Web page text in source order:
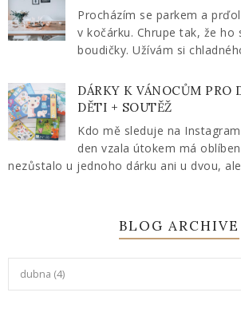
Procházím se parkem a
v kočárku. Chrupe tak, že ho
boudičky. Užívám si
DÁRKY K VÁNOCŮM PRO
DĚTI + SOUTĚŽ
Kdo mě sleduje na
den vzala útokem má
nezůstalo u jednoho dárku ani u dvou, ale
BLOG ARCHIVE